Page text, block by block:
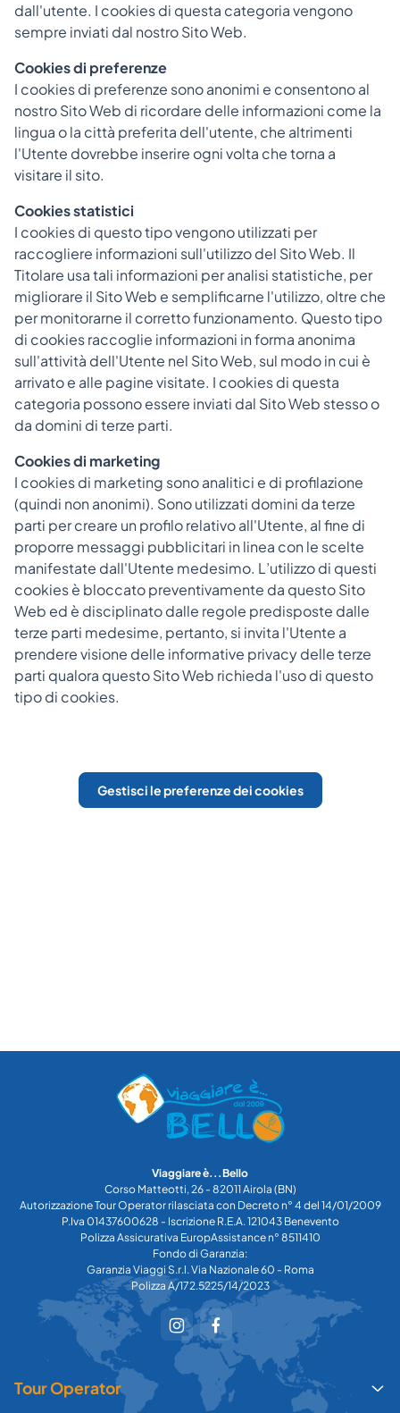
dall'utente. I cookies di questa categoria vengono
sempre inviati dal nostro Sito Web.
Cookies di preferenze
I cookies di preferenze sono anonimi e consentono al
nostro Sito Web di ricordare delle informazioni come la
lingua o la città preferita dell'utente, che altrimenti
l'Utente dovrebbe inserire ogni volta che torna a
visitare il sito.
Cookies statistici
I cookies di questo tipo vengono utilizzati per
raccogliere informazioni sull'utilizzo del Sito Web. Il
Titolare usa tali informazioni per analisi statistiche, per
migliorare il Sito Web e semplificarne l'utilizzo, oltre che
per monitorarne il corretto funzionamento. Questo tipo
di cookies raccoglie informazioni in forma anonima
sull'attività dell'Utente nel Sito Web, sul modo in cui è
arrivato e alle pagine visitate. I cookies di questa
categoria possono essere inviati dal Sito Web stesso o
da domini di terze parti.
Cookies di marketing
I cookies di marketing sono analitici e di profilazione
(quindi non anonimi). Sono utilizzati domini da terze
parti per creare un profilo relativo all'Utente, al fine di
proporre messaggi pubblicitari in linea con le scelte
manifestate dall'Utente medesimo. L’utilizzo di questi
cookies è bloccato preventivamente da questo Sito
Web ed è disciplinato dalle regole predisposte dalle
terze parti medesime, pertanto, si invita l'Utente a
prendere visione delle informative privacy delle terze
parti qualora questo Sito Web richieda l'uso di questo
tipo di cookies.
Gestisci le preferenze dei cookies
Viaggiare è...Bello
Corso Matteotti, 26 - 82011 Airola (BN)
Autorizzazione Tour Operator rilasciata con Decreto n° 4 del 14/01/2009
P.Iva 01437600628 - Iscrizione R.E.A. 121043 Benevento
Polizza Assicurativa EuropAssistance n° 8511410
Fondo di Garanzia:
Garanzia Viaggi S.r.l. Via Nazionale 60 - Roma
Polizza A/172.5225/14/2023
Tour Operator